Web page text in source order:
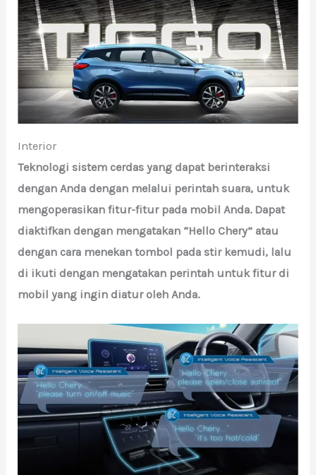
Interior
Teknologi sistem cerdas yang dapat berinteraksi
dengan Anda dengan melalui perintah suara, untuk
mengoperasikan fitur-fitur pada mobil Anda. Dapat
diaktifkan dengan mengatakan “Hello Chery” atau
dengan cara menekan tombol pada stir kemudi, lalu
di ikuti dengan mengatakan perintah untuk fitur di
mobil yang ingin diatur oleh Anda.